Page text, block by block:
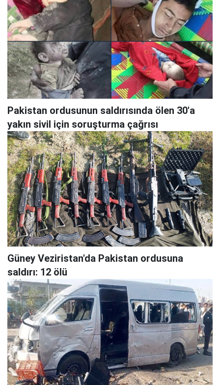
Pakistan ordusunun saldırısında ölen 30'a
yakın sivil için soruşturma çağrısı
Güney Veziristan'da Pakistan ordusuna
saldırı: 12 ölü